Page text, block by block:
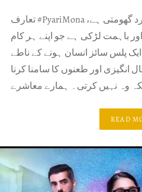
تعارف #PyariMona کی کہانی مین لیڈ مونا کے گرد گھومتی ہے،
باہمت لڑکی ہے جو اپنے ہر کام
پلس سائز انسان ہونے کے ناطے
انگیزی اور طعنوں کا سامنا کرنا
READ